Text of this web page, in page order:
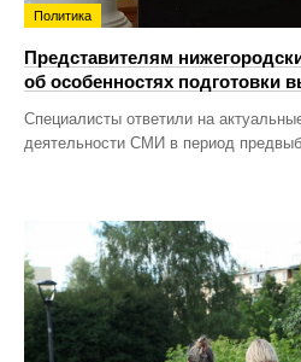
Политика
Представителям
об особенностях подготовки
Специалисты ответили на
деятельности СМИ в период